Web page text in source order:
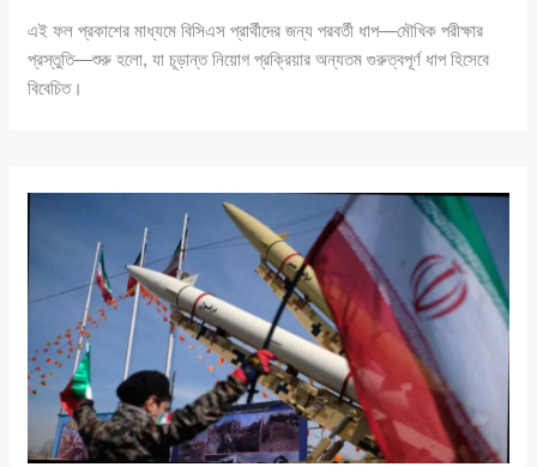
এই ফল প্রকাশের মাধ্যমে বিসিএস প্রার্থীদের জন্য পরবর্তী ধাপ—মৌখিক পরীক্ষার
প্রস্তুতি—শুরু হলো, যা চূড়ান্ত নিয়োগ প্রক্রিয়ার অন্যতম গুরুত্বপূর্ণ ধাপ হিসেবে
বিবেচিত।